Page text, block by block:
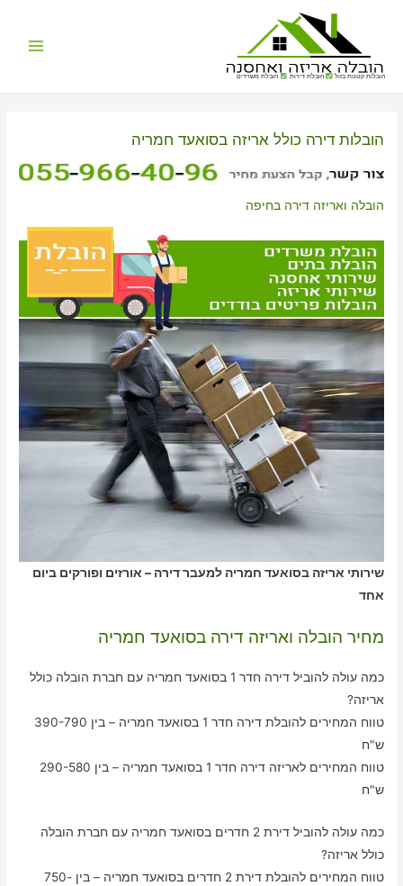
הובלות קטנות בזול הובלת דירות הובלת משרדים
הובלות דירה כולל אריזה בסואעד חמריה
הובלה ואריזה דירה בחיפה
שירותי אריזה בסואעד חמריה למעבר דירה – אורזים ופורקים ביום
אחד
מחיר הובלה ואריזה דירה בסואעד חמריה
כמה עולה להוביל דירה חדר 1 בסואעד חמריה עם חברת הובלה כולל
אריזה?
טווח המחירים להובלת דירה חדר 1 בסואעד חמריה – בין 390-790
ש"ח
טווח המחירים לאריזה דירה חדר 1 בסואעד חמריה – בין 290-580
ש"ח
כמה עולה להוביל דירת 2 חדרים בסואעד חמריה עם חברת הובלה
כולל אריזה?
טווח המחירים להובלת דירת 2 חדרים בסואעד חמריה – בין 750-